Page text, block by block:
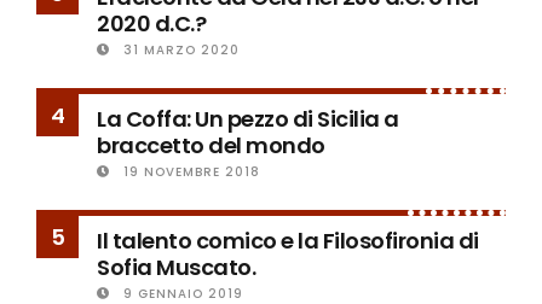
2020 d.C.?
31 MARZO 2020
4
La Coffa: Un pezzo di Sicilia a
braccetto del mondo
19 NOVEMBRE 2018
5
Il talento comico e la Filosofironia di
Sofia Muscato.
9 GENNAIO 2019